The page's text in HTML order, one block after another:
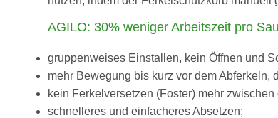
AGILO: 30% weniger Arbeitszeit pro
gruppenweises Einstallen, kein Öffnen und
mehr Bewegung bis kurz vor dem
kein Ferkelversetzen (Foster) mehr
schnelleres und einfacheres Absetzen;